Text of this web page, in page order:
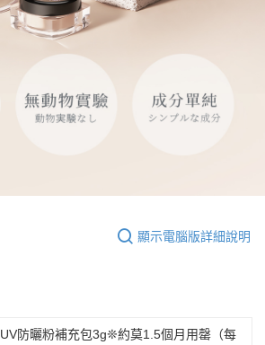
顯示電腦版詳細說明
UV防曬粉補充包3g❊約莫1.5個月用罄（每